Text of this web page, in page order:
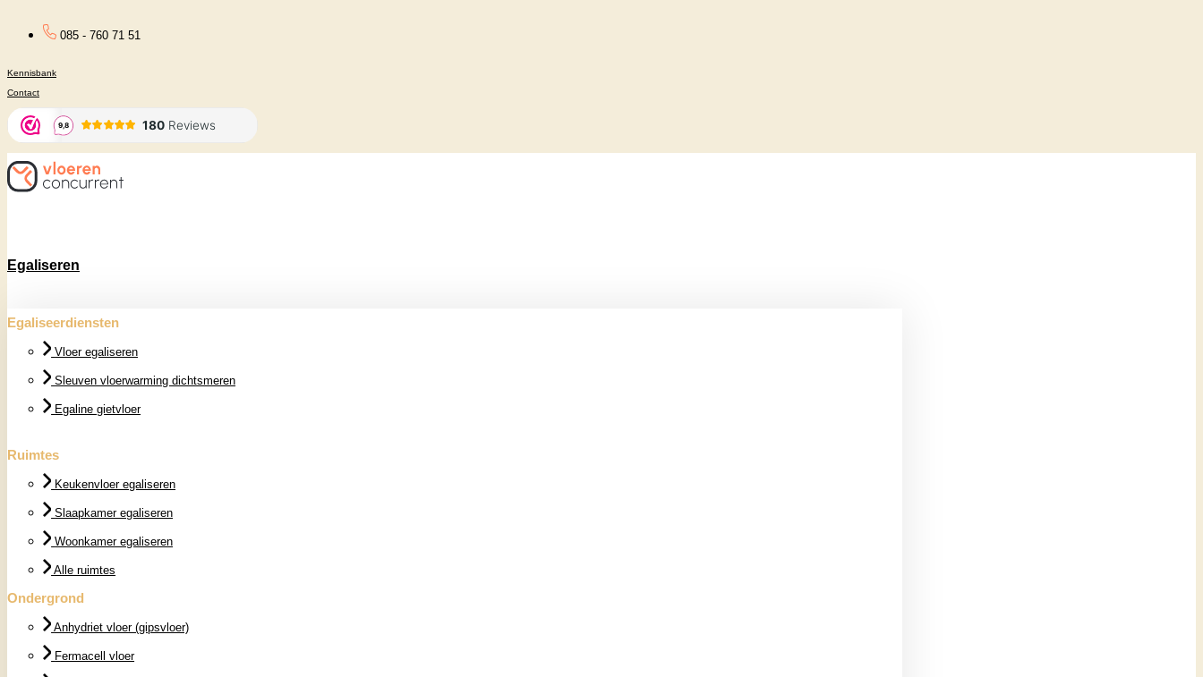
de
inhoud
085 - 760 71 51
Kennisbank
Contact
Egaliseren
Egaliseerdiensten
Vloer egaliseren
Sleuven vloerwarming dichtsmeren
Egaline gietvloer
Ruimtes
Keukenvloer egaliseren
Slaapkamer egaliseren
Woonkamer egaliseren
Alle ruimtes
Ondergrond
Anhydriet vloer (gipsvloer)
Fermacell vloer